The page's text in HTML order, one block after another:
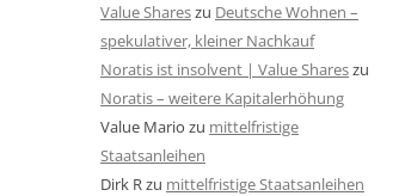
Value Shareszu Deutsche Wohnen –
spekulativer, kleiner Nachkauf
Noratis ist insolvent | Value Shareszu
Noratis – weitere Kapitalerhöhung
Value Mario zu mittelfristige
Staatsanleihen
Dirk Rzu mittelfristige Staatsanleihen